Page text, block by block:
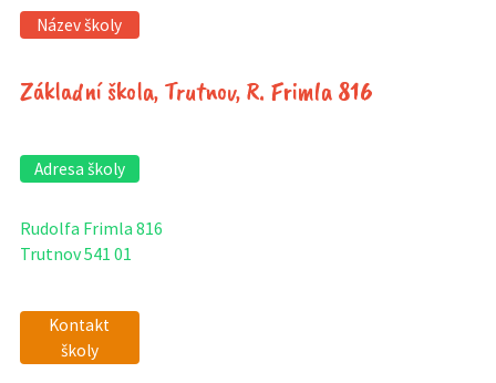
Název školy
Základní škola, Trutnov, R. Frimla 816
Adresa školy
Rudolfa Frimla 816
Trutnov 541 01
Kontakt
školy